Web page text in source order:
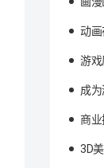
动画
游
成
商业
3D